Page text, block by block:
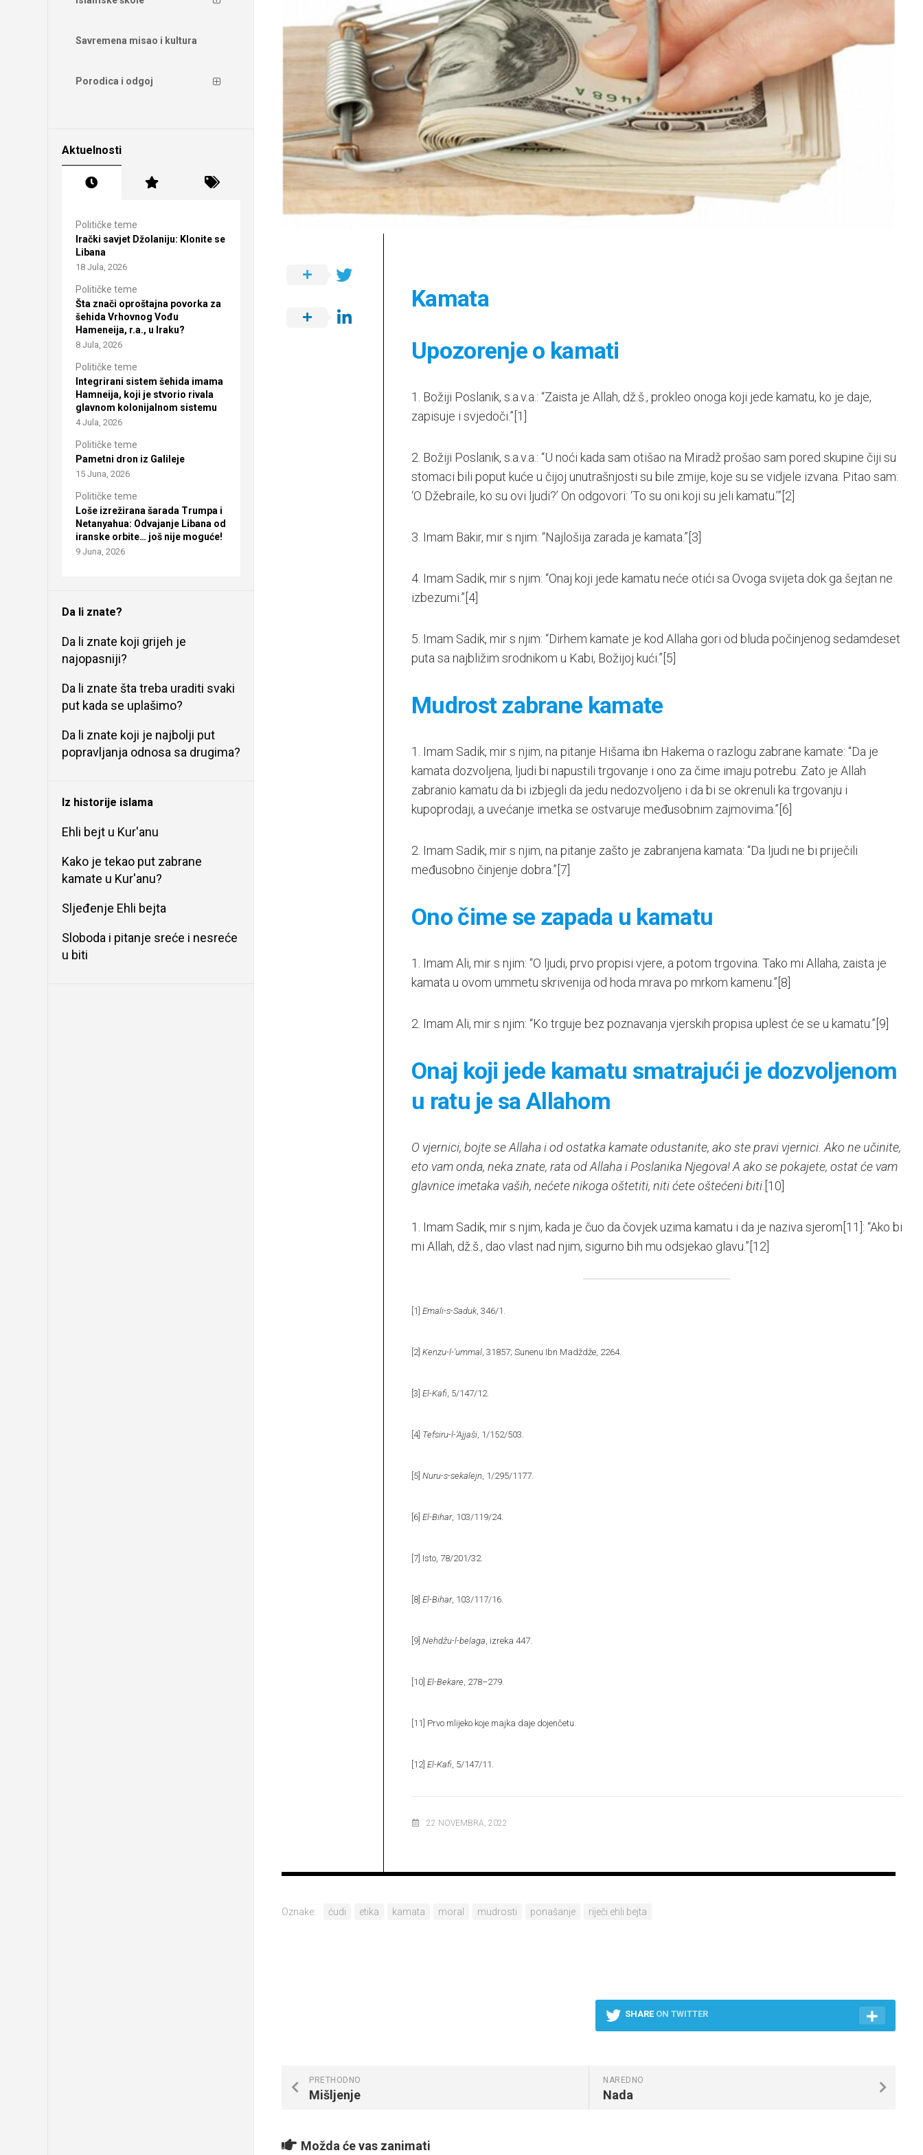
važna
ibadetska
djela
Kamata
Upozorenje o kamati
1. Božiji Poslanik, s.a.v.a.: “Zaista je Allah, dž.š., prokleo onoga koji jede kamatu, ko je daje,
zapisuje i svjedoči.” [1]
2. Božiji Poslanik, s.a.v.a.: “U noći kada sam otišao na Miradž prošao sam pored skupine čiji su
stomaci bili poput kuće u čijoj unutrašnjosti su bile zmije, koje su se vidjele izvana. Pitao sam:
‘O Džebraile, ko su ovi ljudi?’ On odgovori: ‘To su oni koji su jeli kamatu.’” [2]
3. Imam Bakir, mir s njim: “Najlošija zarada je kamata.” [3]
4. Imam Sadik, mir s njim: “Onaj koji jede kamatu neće otići sa Ovoga svijeta dok ga šejtan ne
izbezumi.” [4]
5. Imam Sadik, mir s njim: “Dirhem kamate je kod Allaha gori od bluda počinjenog sedamdeset
puta sa najbližim srodnikom u Kabi, Božijoj kući.” [5]
Mudrost zabrane kamate
1. Imam Sadik, mir s njim, na pitanje Hišama ibn Hakema o razlogu zabrane kamate: “Da je
kamata dozvoljena, ljudi bi napustili trgovanje i ono za čime imaju potrebu. Zato je Allah
zabranio kamatu da bi izbjegli da jedu nedozvoljeno i da bi se okrenuli ka trgovanju i
kupoprodaji, a uvećanje imetka se ostvaruje međusobnim zajmovima.” [6]
2. Imam Sadik, mir s njim, na pitanje zašto je zabranjena kamata: “Da ljudi ne bi priječili
međusobno činjenje dobra.” [7]
Ono čime se zapada u kamatu
1. Imam Ali, mir s njim: “O ljudi, prvo propisi vjere, a potom trgovina. Tako mi Allaha, zaista je
kamata u ovom ummetu skrivenija od hoda mrava po mrkom kamenu.” [8]
2. Imam Ali, mir s njim: “Ko trguje bez poznavanja vjerskih propisa uplest će se u kamatu.” [9]
Onaj koji jede kamatu smatrajući je dozvoljenom
u ratu je sa Allahom
O vjernici, bojte se Allaha i od ostatka kamate odustanite, ako ste pravi vjernici. Ako ne učinite,
eto vam onda, neka znate, rata od Allaha i Poslanika Njegova! A ako se pokajete, ostat će vam
glavnice imetaka vaših, nećete nikoga oštetiti, niti ćete oštećeni biti [10]
1. Imam Sadik, mir s njim, kada je čuo da čovjek uzima kamatu i da je naziva sjerom [11] : “Ako bi
mi Allah, dž.š., dao vlast nad njim, sigurno bih mu odsjekao glavu.” [12]
[1] Emali-s-Saduk , 346/1.
[2] Kenzu-l-‘ummal , 31857; Sunenu Ibn Madždže, 2264.
[3] El-Kafi , 5/147/12.
[4] Tefsiru-l-‘Ajjaši , 1/152/503.
[5] Nuru-s-sekalejn , 1/295/1177.
[6] El-Bihar, 103/119/24.
[7] Isto, 78/201/32.
[8] El-Bihar, 103/117/16.
[9] Nehdžu-l-belaga , izreka 447.
[10] El-Bekare , 278–279.
[11] Prvo mlijeko koje majka daje dojenčetu.
[12] El-Kafi , 5/147/11.
22 NOVEMBRA, 2022
Oznake: ćudi etika kamata moral mudrosti ponašanje riječi ehli bejta
SHARE ON TWITTER
NAREDNO
Nada
PRETHODNO
Mišljenje
Možda će vas zanimati
Savremena misao i kultura
Porodica i odgoj
Aktuelnosti
Političke teme
Irački savjet Džolaniju: Klonite se
Libana
18 Jula, 2026
Političke teme
Šta znači oproštajna povorka za
šehida Vrhovnog Vođu
Hameneija, r.a., u Iraku?
8 Jula, 2026
Političke teme
Integrirani sistem šehida imama
Hamneija, koji je stvorio rivala
glavnom kolonijalnom sistemu
4 Jula, 2026
Političke teme
Pametni dron iz Galileje
15 Juna, 2026
Političke teme
Loše izrežirana šarada Trumpa i
Netanyahua: Odvajanje Libana od
iranske orbite… još nije moguće!
9 Juna, 2026
Da li znate?
Da li znate koji grijeh je
najopasniji?
Da li znate šta treba uraditi svaki
put kada se uplašimo?
Da li znate koji je najbolji put
popravljanja odnosa sa drugima?
Iz historije islama
Ehli bejt u Kur'anu
Kako je tekao put zabrane
kamate u Kur'anu?
Sljeđenje Ehli bejta
Sloboda i pitanje sreće i nesreće
u biti